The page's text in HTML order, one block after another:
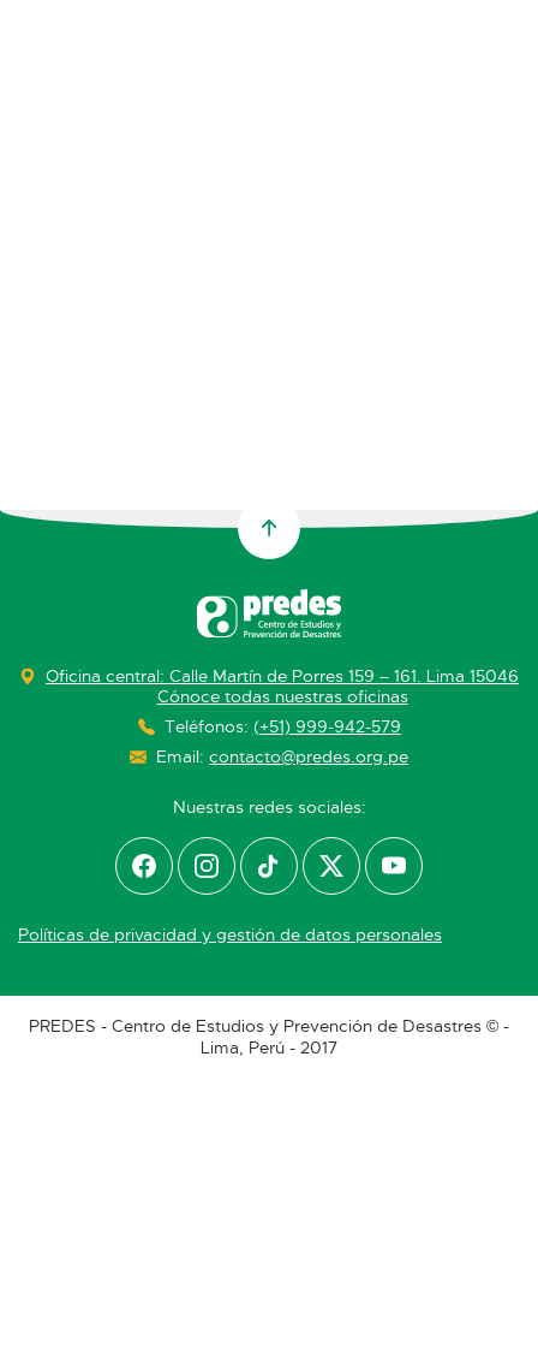
Oficina central: Calle Martín de Porres 159 – 161. Lima 15046
Cónoce todas nuestras oficinas
Teléfonos: (+51) 999-942-579
Email: contacto@predes.org.pe
Nuestras redes sociales:
Políticas de privacidad y gestión de datos personales
PREDES - Centro de Estudios y Prevención de Desastres © -
Lima, Perú - 2017